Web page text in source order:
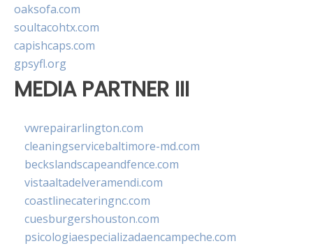
oaksofa.com
soultacohtx.com
capishcaps.com
gpsyfl.org
MEDIA PARTNER III
vwrepairarlington.com
cleaningservicebaltimore-md.com
beckslandscapeandfence.com
vistaaltadelveramendi.com
coastlinecateringnc.com
cuesburgershouston.com
psicologiaespecializadaencampeche.com